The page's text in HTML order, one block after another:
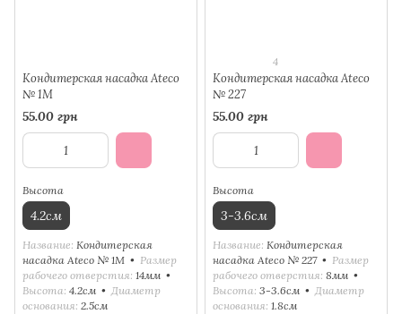
Кондитерская насадка Ateco
№ 1М
55.00 грн
Высота
4.2см
Название Кондитерская
насадка Ateco № 1М
Размер
рабочего отверстия 14мм
Высота 4.2см
Диаметр
основания 2.5см
4
Кондитерская насадка Ateco
№ 227
55.00 грн
Высота
3-3.6см
Название Кондитерская
насадка Ateco № 227
Размер
рабочего отверстия 8мм
Высота 3-3.6см
Диаметр
основания 1.8см